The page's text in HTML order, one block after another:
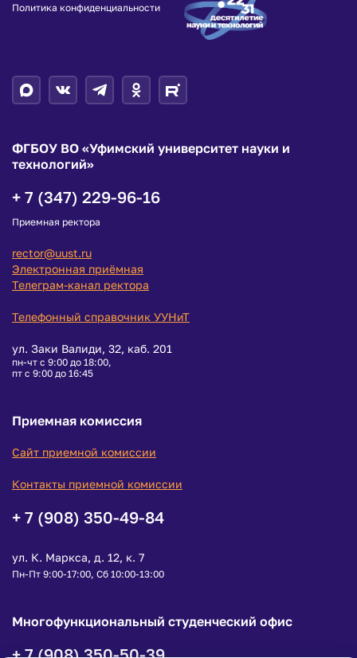
Политика конфиденциальности
ФГБОУ ВО «Уфимский университет науки и
технологий»
+ 7 (347) 229-96-16
Приемная ректора
rector@uust.ru
Электронная приёмная
Телеграм-канал ректора
Телефонный справочник УУНиТ
ул. Заки Валиди, 32, каб. 201
пн-чт с 9:00 до 18:00,
пт с 9:00 до 16:45
Приемная комиссия
Сайт приемной комиссии
Контакты приемной комиссии
+ 7 (908) 350-49-84
ул. К. Маркса, д. 12, к. 7
Пн-Пт 9:00-17:00, Сб 10:00-13:00
Многофункциональный студенческий офис
+ 7 (908) 350-50-39